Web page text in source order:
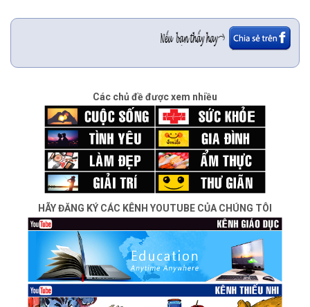
Các chủ đề được xem nhiều
HÃY ĐĂNG KÝ CÁC KÊNH YOUTUBE CỦA CHÚNG TÔI